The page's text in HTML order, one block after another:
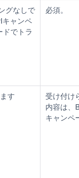
グなしで
キャンペ
ドでトラ
必須。
す
受け付け
内容は、
キャンペ